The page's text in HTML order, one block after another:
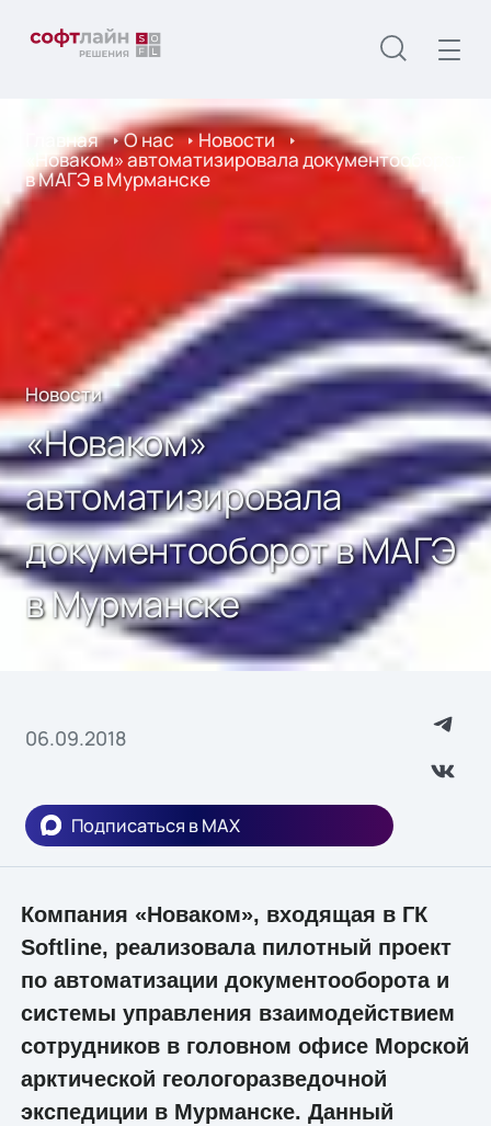
Главная О нас Новости
«Новаком» автоматизировала документооборот
в МАГЭ в Мурманске
Новости
«Новаком»
автоматизировала
документооборот в МАГЭ
в Мурманске
06.09.2018
Подписаться в MAX
Компания «Новаком», входящая в ГК
Softline, реализовала пилотный проект
по автоматизации документооборота и
системы управления взаимодействием
сотрудников в головном офисе Морской
арктической геологоразведочной
экспедиции в Мурманске. Данный